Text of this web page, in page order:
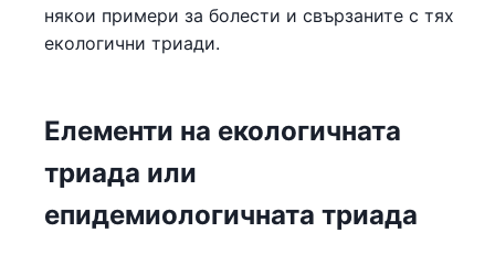
някои примери за болести и свързаните с тях
екологични триади.
Елементи на екологичната
триада или
епидемиологичната триада